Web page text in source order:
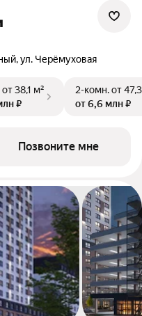
ул. Черёмуховая
от 38,1 м²
₽
2-комн.от
от 6,6 млн ₽
Позвоните мне